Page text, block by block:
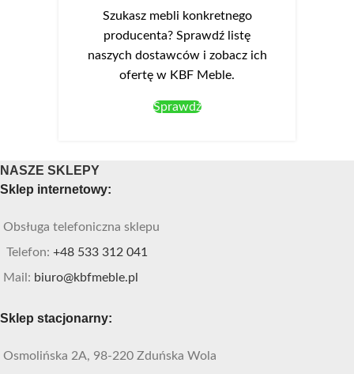
Szukasz mebli konkretnego
producenta? Sprawdź listę
naszych dostawców i zobacz ich
ofertę w KBF Meble.
Sprawdź
NASZE SKLEPY
Sklep internetowy:
Obsługa telefoniczna sklepu
Telefon: +48 533 312 041
Mail: biuro@kbfmeble.pl
Sklep stacjonarny:
Osmolińska 2A, 98-220 Zduńska Wola